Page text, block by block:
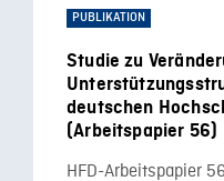
PUBLIKATION
Studie zu
deutschen
(Arbeitspapier 56)
HFD-Arbeitspapier